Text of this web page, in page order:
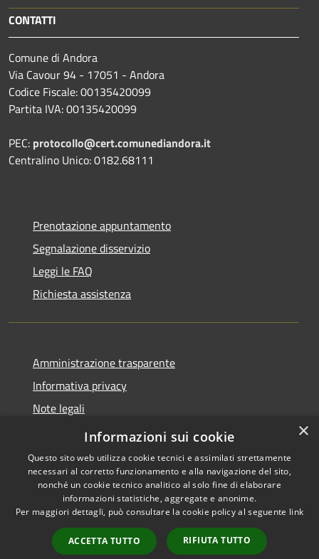
CONTATTI
Comune di Andora
Via Cavour 94 - 17051 - Andora
Codice Fiscale: 00135420099
Partita IVA: 00135420099
PEC: protocollo@cert.comunediandora.it
Centralino Unico: 0182.68111
Prenotazione appuntamento
Segnalazione disservizio
Leggi le FAQ
Richiesta assistenza
Amministrazione trasparente
Informativa privacy
Note legali
Dichiarazione di accessibilità
Accessibilità
Copyright © 2026 • Comune di
Andora • Powered by
Municipium•
Accesso
redazione
×
Informazioni sui cookie
Questo sito web utilizza cookie tecnici e assimilati strettamente
necessari al corretto funzionamento e alla navigazione del sito,
nonché un cookie tecnico analitico al solo fine di elaborare
informazioni statistiche, aggregate e anonime.
Per maggiori dettagli, può consultare la cookie policy al seguente link
ACCETTA TUTTO RIFIUTA TUTTO